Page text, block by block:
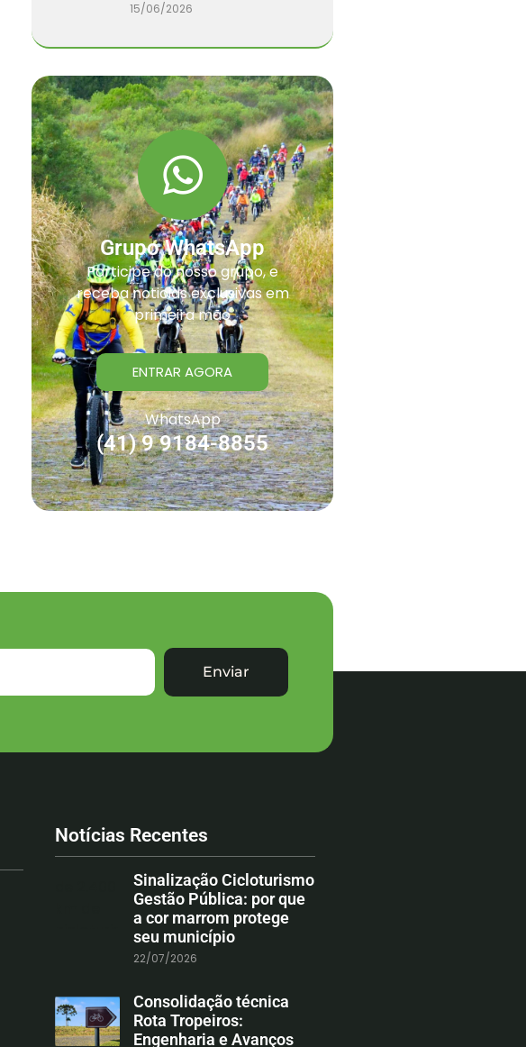
15/06/2026
Grupo WhatsApp
Participe do nosso grupo, e
receba noticias exclusivas em
primeira mão
ENTRAR AGORA
WhatsApp
(41) 9 9184-8855
Enviar
Notícias Recentes
Sinalização Cicloturismo
Gestão Pública: por que
a cor marrom protege
seu município
22/07/2026
Consolidação técnica
Rota Tropeiros:
Engenharia e Avanços